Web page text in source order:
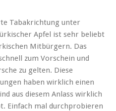
Tabakrichtung unter
Apfel ist sehr beliebt
Mitbürgern. Das
zum Vorschein und
zu gelten. Diese
haben wirklich einen
aus diesem Anlass wirklich
Einfach mal durchprobieren